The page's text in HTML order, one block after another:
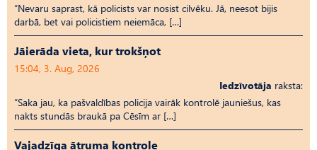
“Nevaru saprast, kā policists var nosist cilvēku. Jā, neesot bijis
darbā, bet vai policistiem neiemāca, […]
Jāierāda vieta, kur trokšņot
15:04, 3. Aug, 2026
Iedzīvotāja raksta:
“Saka jau, ka pašvaldības policija vairāk kontrolē jauniešus, kas
nakts stundās braukā pa Cēsīm ar […]
Vajadzīga ātruma kontrole